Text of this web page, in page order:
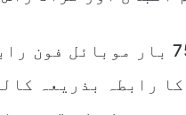
ریکارڈ کے مطابق 75 بار